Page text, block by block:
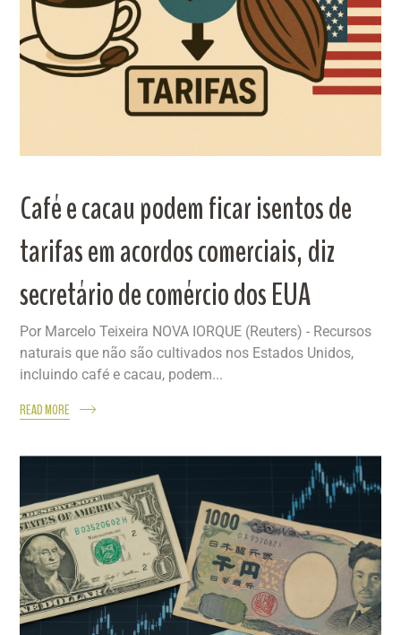
Café e cacau podem ficar isentos de
tarifas em acordos comerciais, diz
secretário de comércio dos EUA
Por Marcelo Teixeira NOVA IORQUE (Reuters) - Recursos
naturais que não são cultivados nos Estados Unidos,
incluindo café e cacau, podem...
READ MORE